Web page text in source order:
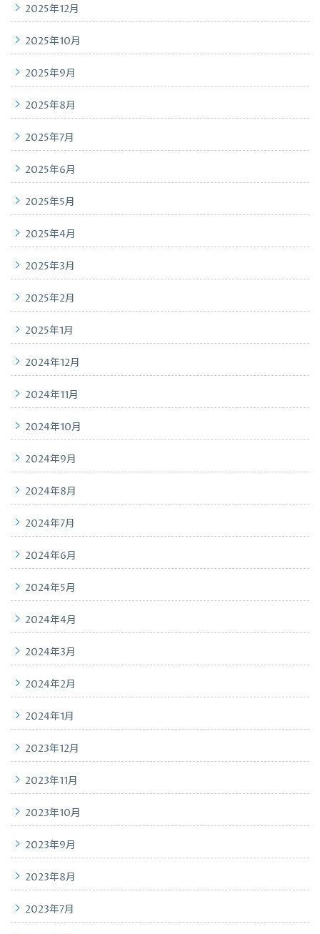
2025年12月
2025年10月
2025年9月
2025年8月
2025年7月
2025年6月
2025年5月
2025年4月
2025年3月
2025年2月
2025年1月
2024年12月
2024年11月
2024年10月
2024年9月
2024年8月
2024年7月
2024年6月
2024年5月
2024年4月
2024年3月
2024年2月
2024年1月
2023年12月
2023年11月
2023年10月
2023年9月
2023年8月
2023年7月